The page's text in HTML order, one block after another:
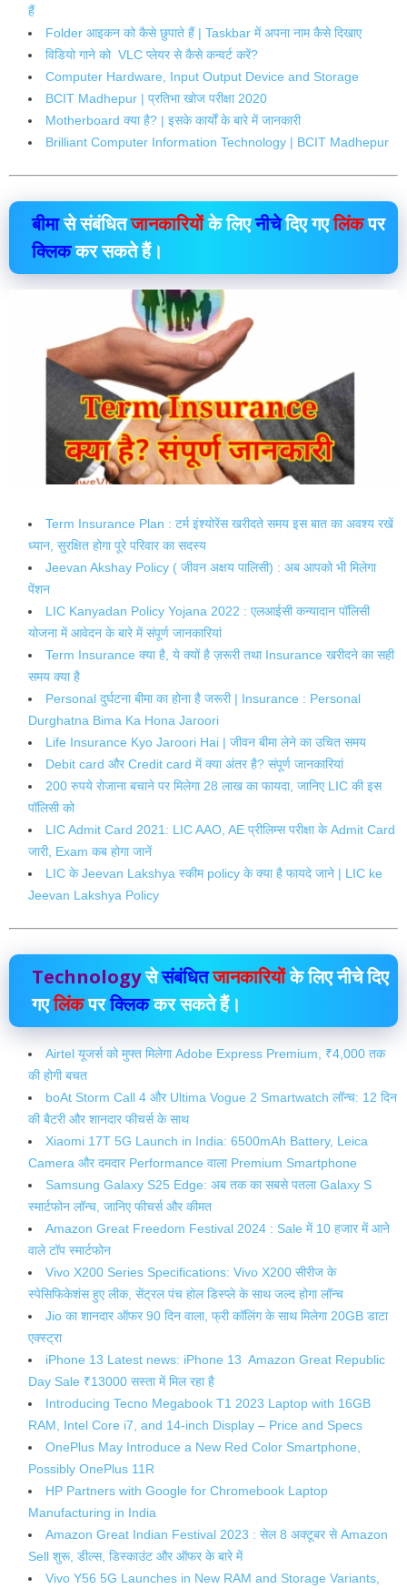
हैं
Folder आइकन को कैसे छुपाते हैं | Taskbar में अपना नाम कैसे दिखाए
विडियो गाने को VLC प्लेयर से कैसे कन्वर्ट करें?
Computer Hardware, Input Output Device and Storage
BCIT Madhepur | प्रतिभा खोज परीक्षा 2020
Motherboard क्या है? | इसके कार्यों के बारे में जानकारी
Brilliant Computer Information Technology | BCIT Madhepur
बीमासे संबंधितजानकारियोंके लिएनीचेदिए गएलिंकपर
क्लिककर सकते हैं।
Term Insurance Plan : टर्म इंश्योरेंस खरीदते समय इस बात का अवश्य रखें
ध्यान, सुरक्षित होगा पूरे परिवार का सदस्य
Jeevan Akshay Policy ( जीवन अक्षय पालिसी) : अब आपको भी मिलेगा
पेंशन
LIC Kanyadan Policy Yojana 2022 : एलआईसी कन्यादान पॉलिसी
योजना में आवेदन के बारे में संपूर्ण जानकारियां
Term Insurance क्या है, ये क्यों है ज़रूरी तथा Insurance खरीदने का सही
समय क्या है
Personal दुर्घटना बीमा का होना है जरूरी | Insurance : Personal
Durghatna Bima Ka Hona Jaroori
Life Insurance Kyo Jaroori Hai | जीवन बीमा लेने का उचित समय
Debit card और Credit card में क्या अंतर है? संपूर्ण जानकारियां
200 रुपये रोजाना बचाने पर मिलेगा 28 लाख का फायदा, जानिए LIC की इस
पॉलिसी को
LIC Admit Card 2021: LIC AAO, AE प्रीलिम्स परीक्षा के Admit Card
जारी, Exam कब होगा जानें
LIC के Jeevan Lakshya स्कीम policy के क्या है फायदे‌ जाने | LIC ke
Jeevan Lakshya Policy
Technologyसेसंबंधितजानकारियोंके लिए नीचे दिए
गएलिंकपरक्लिककर सकते हैं।
Airtel यूजर्स को मुफ्त मिलेगा Adobe Express Premium, ₹4,000 तक
की होगी बचत
boAt Storm Call 4 और Ultima Vogue 2 Smartwatch लॉन्च: 12 दिन
की बैटरी और शानदार फीचर्स के साथ
Xiaomi 17T 5G Launch in India: 6500mAh Battery, Leica
Camera और दमदार Performance वाला Premium Smartphone
Samsung Galaxy S25 Edge: अब तक का सबसे पतला Galaxy S
स्मार्टफोन लॉन्च, जानिए फीचर्स और कीमत
Amazon Great Freedom Festival 2024 : Sale में 10 हजार में आने
वाले टॉप स्मार्टफोन
Vivo X200 Series Specifications: Vivo X200 सीरीज के
स्पेसिफिकेशंस हुए लीक, सेंट्रल पंच होल डिस्प्ले के साथ जल्द होगा लॉन्च
Jio का शानदार ऑफर 90 दिन वाला, फ्री कॉलिंग के साथ मिलेगा 20GB डाटा
एक्स्ट्रा
iPhone 13 Latest news: iPhone 13 Amazon Great Republic
Day Sale ₹13000 सस्ता में मिल रहा है
Introducing Tecno Megabook T1 2023 Laptop with 16GB
RAM, Intel Core i7, and 14-inch Display – Price and Specs
OnePlus May Introduce a New Red Color Smartphone,
Possibly OnePlus 11R
HP Partners with Google for Chromebook Laptop
Manufacturing in India
Amazon Great Indian Festival 2023 : सेल 8 अक्टूबर से Amazon
Sell शुरू, डील्स, डिस्काउंट और ऑफर के बारे में
Vivo Y56 5G Launches in New RAM and Storage Variants,